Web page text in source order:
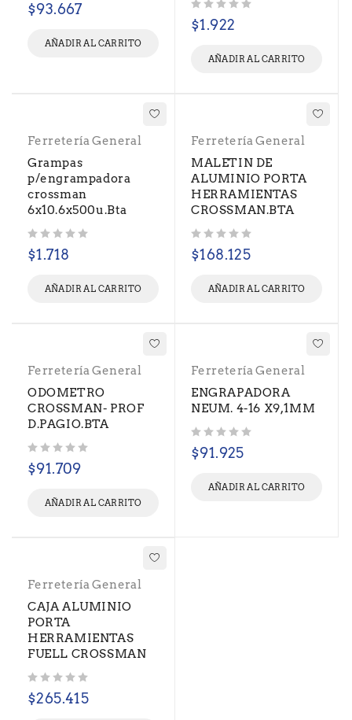
$93.667
AÑADIR AL CARRITO
$1.922
AÑADIR AL CARRITO
Ferretería General
Grampas
p/engrampadora
crossman
6x10.6x500u.Bta
$1.718
AÑADIR AL CARRITO
Ferretería General
MALETIN DE
ALUMINIO PORTA
HERRAMIENTAS
CROSSMAN.BTA
$168.125
AÑADIR AL CARRITO
Ferretería General
ODOMETRO
CROSSMAN- PROF
D.PAGIO.BTA
$91.709
AÑADIR AL CARRITO
Ferretería General
ENGRAPADORA
NEUM. 4-16 X9,1MM
$91.925
AÑADIR AL CARRITO
Ferretería General
CAJA ALUMINIO
PORTA
HERRAMIENTAS
FUELL CROSSMAN
$265.415